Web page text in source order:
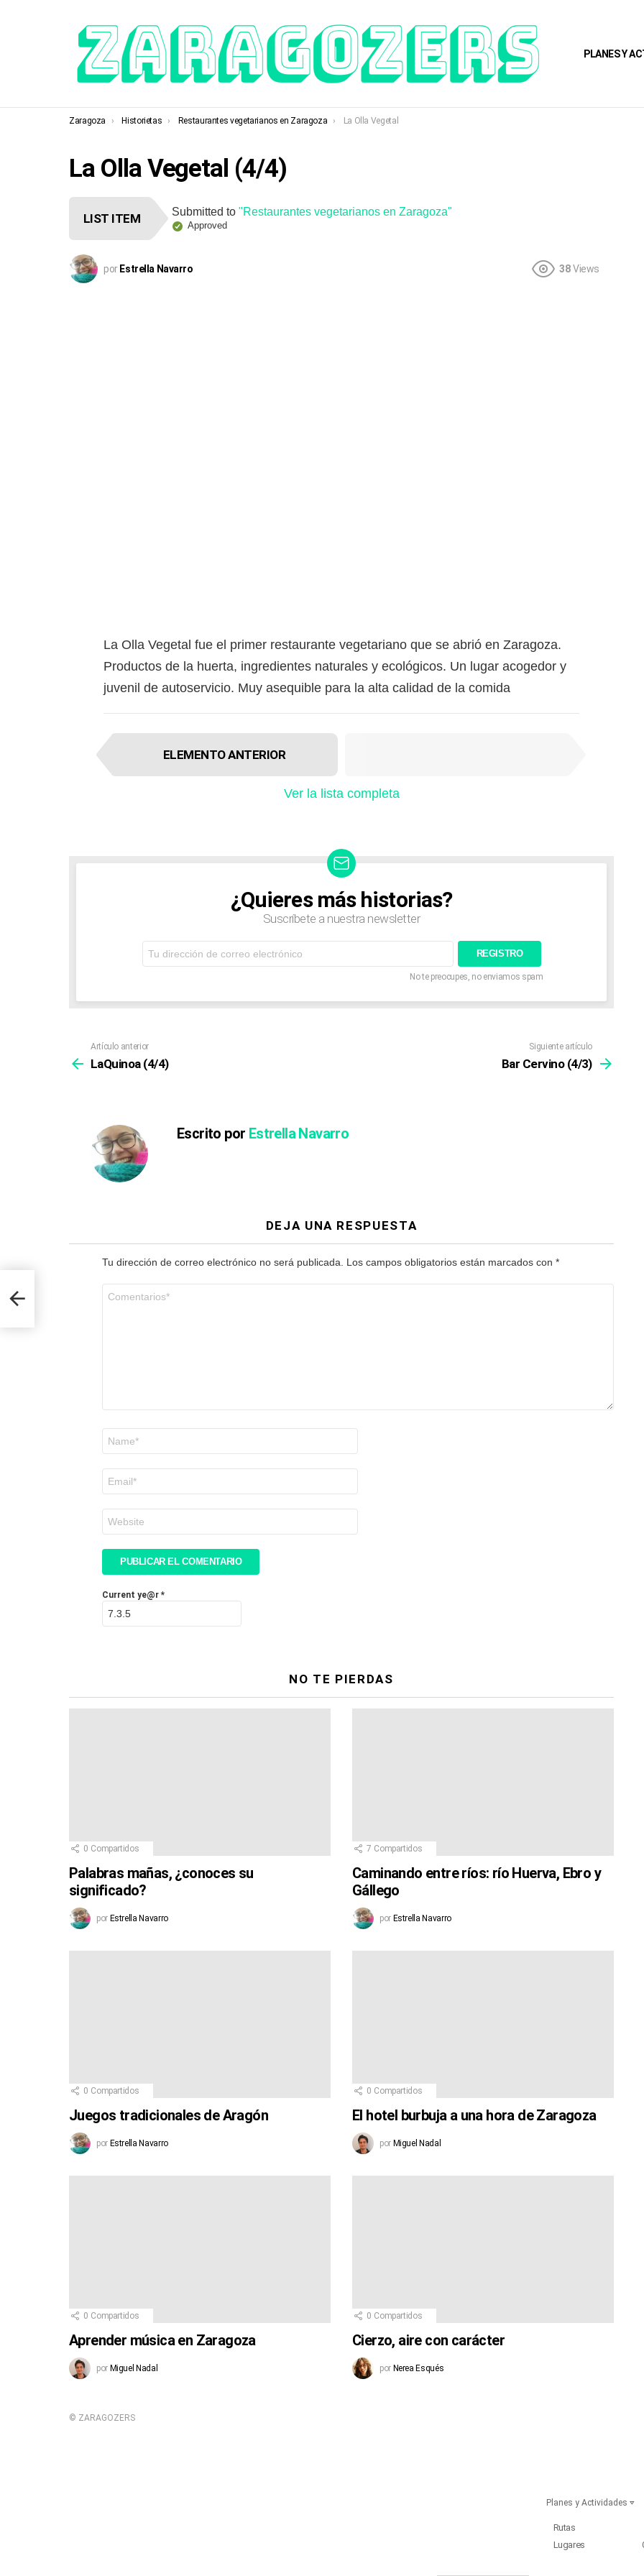
PLANES Y
You are here:
Zaragoza Historietas Restaurantes vegetarianos en Zaragoza La Olla Vegetal
La Olla Vegetal (4/4)
LIST ITEM Submitted to"Restaurantes vegetarianos en Zaragoza"
Approved
por Estrella Navarro 38 Views
La Olla Vegetal fue el primer restaurante vegetariano que se abrió en Zaragoza.
Productos de la huerta, ingredientes naturales y ecológicos. Un lugar acogedor y
juvenil de autoservicio. Muy asequible para la alta calidad de la comida
I
e
ELEMENTO ANTERIOR
Ver la lista completa
¿Quieres más historias?
Suscríbete a nuestra newsletter
de
correo
No te preocupes, no enviamos spam
más
Artículo anterior
LaQuinoa (4/4)
Siguiente artículo
Bar Cervino (4/3)
Escrito por Estrella Navarro
DEJA UNA RESPUESTA
Tu dirección de correo electrónico no será publicada. Los campos obligatorios están marcados con *
electrónico
*
Current ye@r *
NO TE PIERDAS
0 Compartidos
Palabras mañas, ¿conoces su
significado?
por Estrella Navarro
7 Compartidos
Caminando entre ríos: río Huerva, Ebro y
Gállego
por Estrella Navarro
0 Compartidos
Juegos tradicionales de Aragón
por Estrella Navarro
0 Compartidos
El hotel burbuja a una hora de Zaragoza
por Miguel Nadal
0 Compartidos
Aprender música en Zaragoza
por Miguel Nadal
0 Compartidos
Cierzo, aire con carácter
por Nerea Esqués
© ZARAGOZERS
Planes y Actividades
Rutas
Lugares